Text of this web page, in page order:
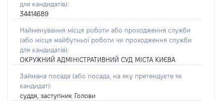
для кандидатів):
34414689
Найменування місця роботи або проходження служби
(або місця майбутньої роботи чи проходження служби
для кандидатів):
ОКРУЖНИЙ АДМІНІСТРАТИВНИЙ СУД МІСТА КИЄВА
Займана посада (або посада, на яку претендуєте як
кандидат):
суддя, заступник Голови